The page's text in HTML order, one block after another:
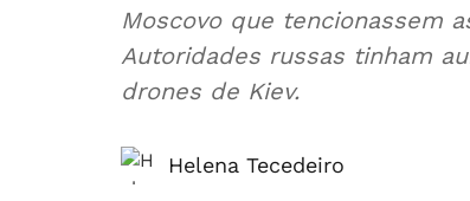
Moscovo que tencionassem
Autoridades russas tinham
drones de Kiev.
Helena Tecedeiro